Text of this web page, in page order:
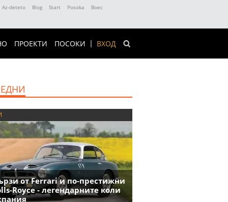
Az-deteto Blog Start Posoka
Boec
ВХОД
ПРОЕКТИ ПОСОКИ
от Ferrari и по-престижни
Royce - легендарните коли